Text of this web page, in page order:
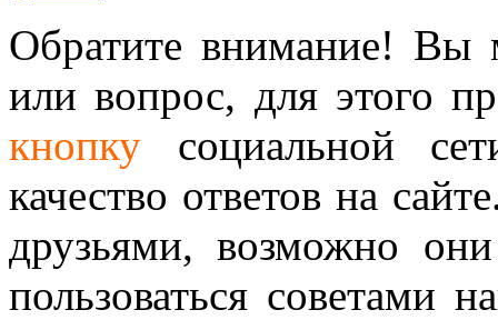
Обратите внимание! Вы
или вопрос, для этого
кнопку социальной
качество ответов на
друзьями, возможно
пользоваться советами